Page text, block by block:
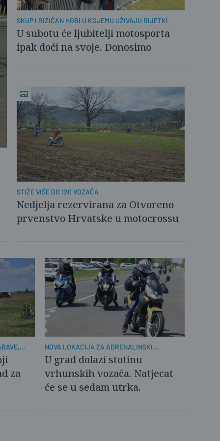
SKUP I RIZIČAN HOBI U KOJEMU UŽIVAJU RIJETKI
U subotu će ljubitelji motosporta
ipak doći na svoje. Donosimo
STIŽE VIŠE OD 120 VOZAČA
Nedjelja rezervirana za Otvoreno
prvenstvo Hrvatske u motocrossu
za
NOVA LOKACIJA ZA ADRENALINSKI
SPEKTAKL
U grad dolazi stotinu
vrhunskih vozača. Natjecat
će se u sedam utrka.